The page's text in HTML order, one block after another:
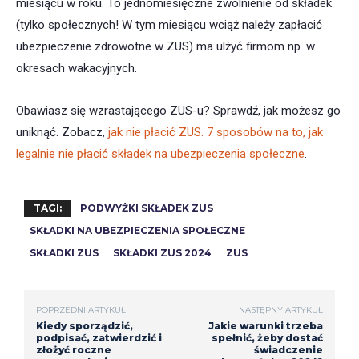
miesiącu w roku. To jednomiesięczne zwolnienie od składek
(tylko społecznych! W tym miesiącu wciąż należy zapłacić
ubezpieczenie zdrowotne w ZUS) ma ulżyć firmom np. w
okresach wakacyjnych.
Obawiasz się wzrastającego ZUS-u? Sprawdź, jak możesz go
uniknąć. Zobacz, jak nie płacić ZUS. 7 sposobów na to, jak
legalnie nie płacić składek na ubezpieczenia społeczne.
TAGI:
PODWYŻKI SKŁADEK ZUS
SKŁADKI NA UBEZPIECZENIA SPOŁECZNE
SKŁADKI ZUS
SKŁADKI ZUS 2024 ZUS
POPRZEDNI ARTYKUŁ
Kiedy sporządzić,
podpisać, zatwierdzić i
złożyć roczne
NASTĘPNY ARTYKUŁ
Jakie warunki trzeba
spełnić, żeby dostać
świadczenie